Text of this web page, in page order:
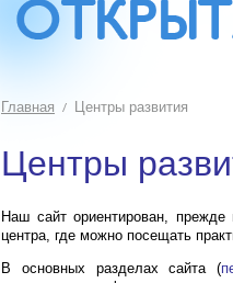
Главная Центры развития
Центры
Наш сайт ориентирован, прежде
центра, где можно посещать
В основных разделах сайта (